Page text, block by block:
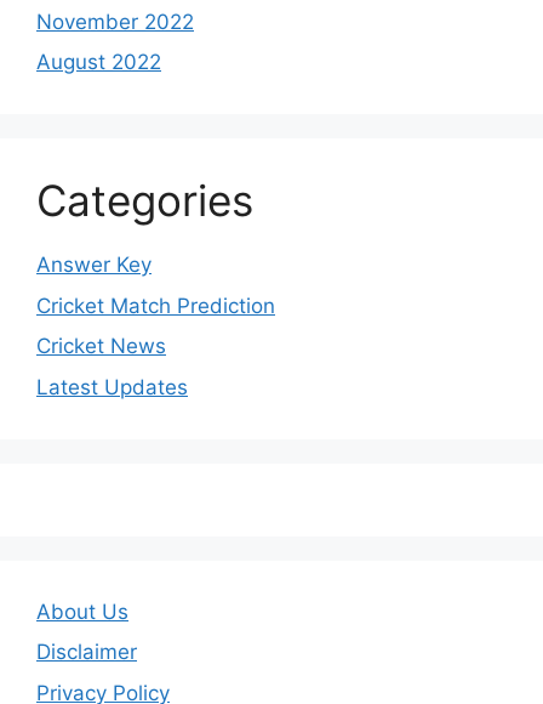
November 2022
August 2022
Categories
Answer Key
Cricket Match Prediction
Cricket News
Latest Updates
About Us
Disclaimer
Privacy Policy